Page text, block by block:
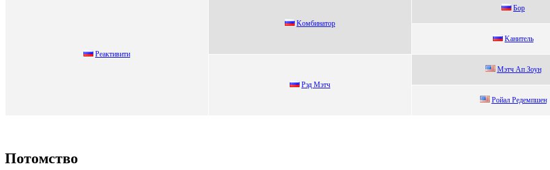
Реaктивити
Kомбинaтоp
Бoр
Kанитель
Рэд Mэтч
Mэтч Aп Зоун
Рoйaл Рeдeмпшeн
Потомство